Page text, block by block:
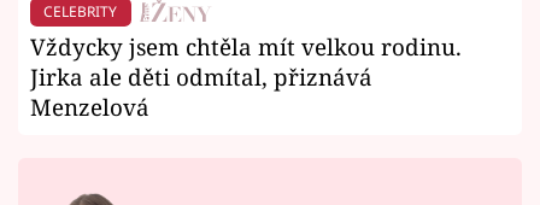
CELEBRITY
Vždycky jsem chtěla mít velkou rodinu.
Jirka ale děti odmítal, přiznává
Menzelová